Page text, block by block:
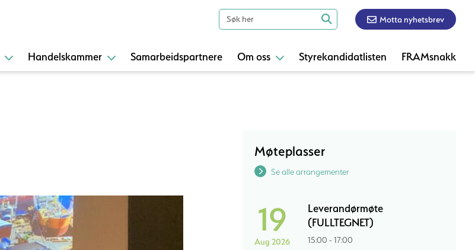
Motta nyhetsbrev
Handelskammer Samarbeidspartnere Om oss Styrekandidatlisten FRAMsnakk
Møteplasser
Se alle arrangementer
19
Aug 2026
Leverandørmøte
(FULLTEGNET)
15:00 - 17:00